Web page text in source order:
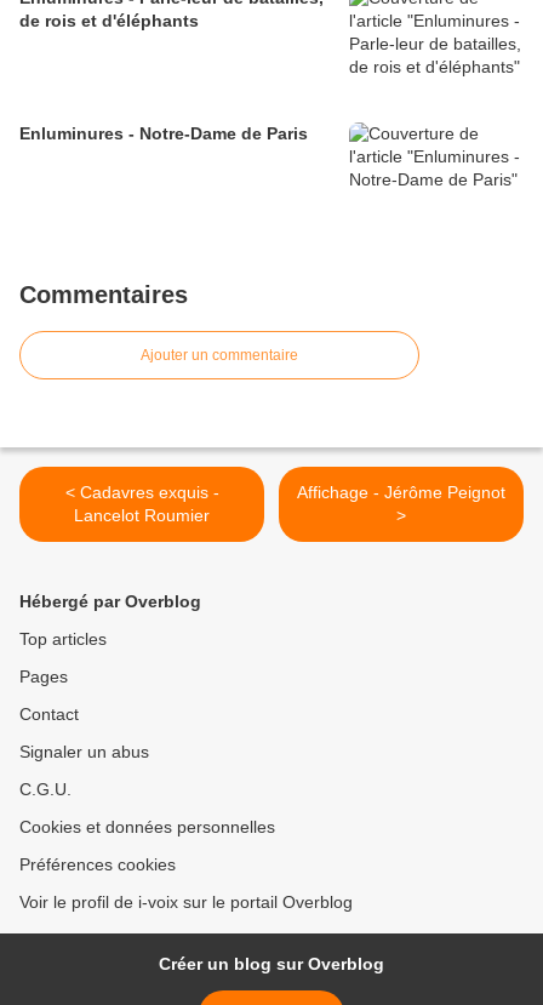
de rois et d'éléphants
Enluminures - Notre-Dame de Paris
Commentaires
Ajouter un commentaire
< Cadavres exquis -
Lancelot Roumier
Affichage - Jérôme Peignot
>
Hébergé par Overblog
Top articles
Pages
Contact
Signaler un abus
C.G.U.
Cookies et données personnelles
Préférences cookies
Voir le profil de i-voix sur le portail Overblog
Créer un blog sur Overblog